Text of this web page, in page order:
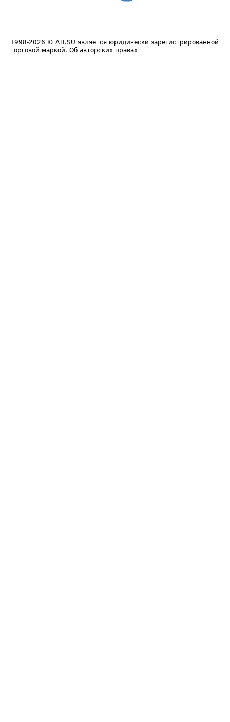
1998-2026 © ATI.SU является юридически зарегистрированной
торговой маркой. Об авторских правах